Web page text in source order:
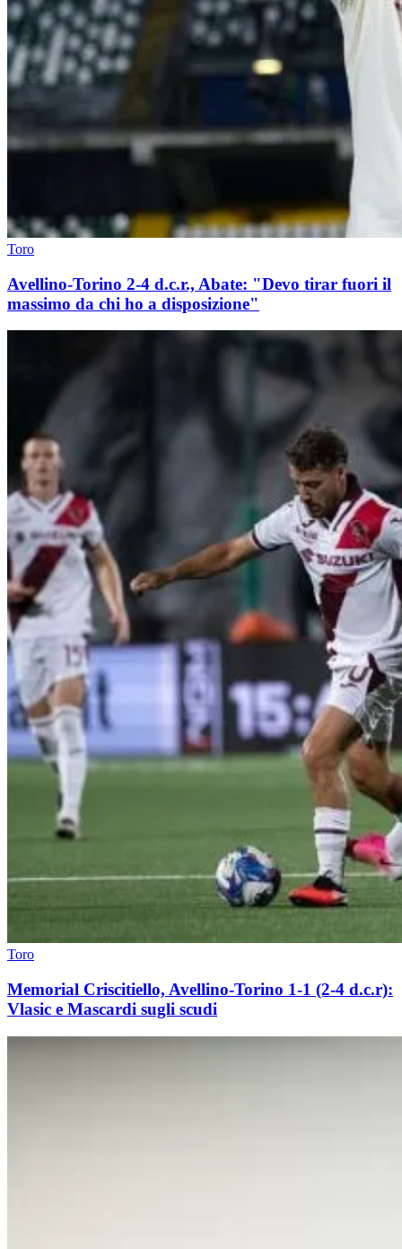
Toro
Avellino-Torino 2-4 d.c.r., Abate: "Devo tirar fuori il
massimo da chi ho a disposizione"
Toro
Memorial Criscitiello, Avellino-Torino 1-1 (2-4 d.c.r):
Vlasic e Mascardi sugli scudi